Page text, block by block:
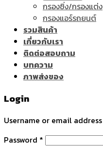
กรองซิ่ง/กรองแต่ง
กรองแอร์รถยนต์
รวมสินค้า
เกี่ยวกับเรา
ติดต่อสอบถาม
บทความ
ภาพส่งของ
Login
Username or email address
Password *